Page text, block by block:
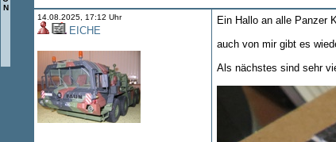
N
14.08.2025, 17:12 Uhr
EICHE
Ein Hallo an alle Panzer
auch von mir gibt es
Als nächstes sind sehr